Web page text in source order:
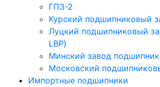
ГПЗ-2
Курский подшипниковый
Луцкий подшипниковый
LBP)
Минский завод
Московский
Импортные подшипники